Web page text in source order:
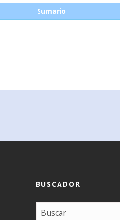
Sumario
BUSCADOR